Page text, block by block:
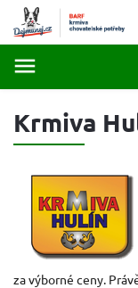
Krmiva
za výborné ceny.